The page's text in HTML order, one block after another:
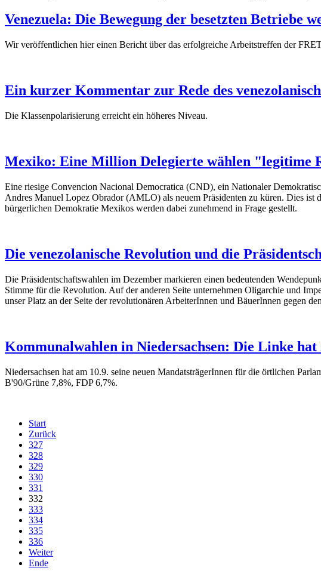
Venezuela: Die Bewegung der besetzten Betriebe
Wir veröffentlichen hier einen Bericht über das erfolgreiche Arbeitstreffen der
Ein kurzer Kommentar zur Rede des
Die Klassenpolarisierung erreicht ein höheres Niveau.
Mexiko: Eine Million Delegierte wählen "legitime
Eine riesige Convencion Nacional Democratica (CND), ein Nationaler
Andres Manuel Lopez Obrador (AMLO) als neuem Präsidenten zu küren. Dies
bürgerlichen Demokratie Mexikos werden dabei zunehmend in Frage gestellt.
Die venezolanische Revolution und die
Die Präsidentschaftswahlen im Dezember markieren einen bedeutenden
Stimme für die Revolution. Auf der anderen Seite unternehmen Oligarchie und
unser Platz an der Seite der revolutionären ArbeiterInnen und BäuerInnen gegen
Kommunalwahlen in Niedersachsen: Die Linke hat
Niedersachsen hat am 10.9. seine neuen MandatsträgerInnen für die örtlichen
B'90/Grüne 7,8%, FDP 6,7%.
Start
Zurück
327
328
329
330
331
332
333
334
335
336
Weiter
Ende